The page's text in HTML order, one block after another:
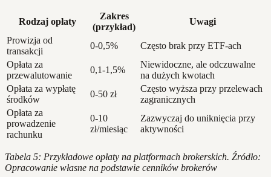
Rodzaj opłaty
Zakres
(przykład)
Uwagi
Prowizja od
transakcji
0-0,5%
Często brak przy ETF-ach
Opłata za
przewalutowanie
0,1-1,5%
Niewidoczne, ale odczuwalne
na dużych kwotach
Opłata za wypłatę
środków
0-50 zł
Często wyższa przy przelewach
zagranicznych
Opłata za
prowadzenie
rachunku
0-10
zł/miesiąc
Zazwyczaj do uniknięcia przy
aktywności
Tabela 5: Przykładowe opłaty na platformach brokerskich. Źródło:
Opracowanie własne na podstawie cenników brokerów